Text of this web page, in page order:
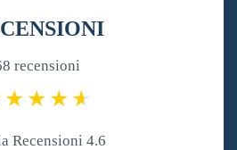
recensioni
Recensioni 4.6